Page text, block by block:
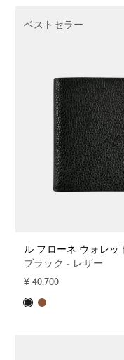
ル フローネ ウォレッ
ブラック - レザー
¥ 40,700
ベストセラー